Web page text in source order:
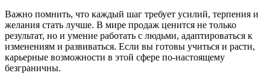
Важно помнить, что каждый шаг требует усилий, терпения и
желания стать лучше. В мире продаж ценится не только
результат, но и умение работать с людьми, адаптироваться к
изменениям и развиваться. Если вы готовы учиться и расти,
карьерные возможности в этой сфере по-настоящему
безграничны.